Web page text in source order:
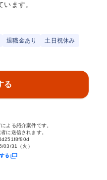
ます。
退職金あり 土日祝休み
る
よる紹介案件です。
に送信されます。
03/31（火）
る